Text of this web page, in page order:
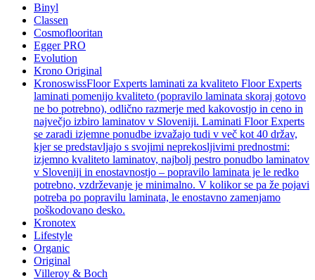
Binyl
Classen
Cosmoflooritan
Egger PRO
Evolution
Krono Original
KronoswissFloor Experts laminati za kvaliteto Floor Experts
laminati pomenijo kvaliteto (popravilo laminata skoraj gotovo
ne bo potrebno), odlično razmerje med kakovostjo in ceno in
največjo izbiro laminatov v Sloveniji. Laminati Floor Experts
se zaradi izjemne ponudbe izvažajo tudi v več kot 40 držav,
kjer se predstavljajo s svojimi neprekosljivimi prednostmi:
izjemno kvaliteto laminatov, najbolj pestro ponudbo laminatov
v Sloveniji in enostavnostjo – popravilo laminata je le redko
potrebno, vzdrževanje je minimalno. V kolikor se pa že pojavi
potreba po popravilu laminata, le enostavno zamenjamo
poškodovano desko.
Kronotex
Lifestyle
Organic
Original
Villeroy & Boch